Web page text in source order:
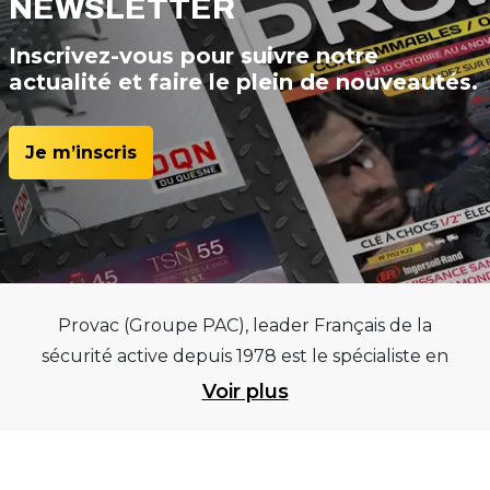
NEWSLETTER
Inscrivez-vous pour suivre notre
actualité et faire le plein de nouveautés.
Je m’inscris
Provac (Groupe PAC), leader Français de la
sécurité active depuis 1978 est le spécialiste en
équipements pour garages et centres
Voir plus